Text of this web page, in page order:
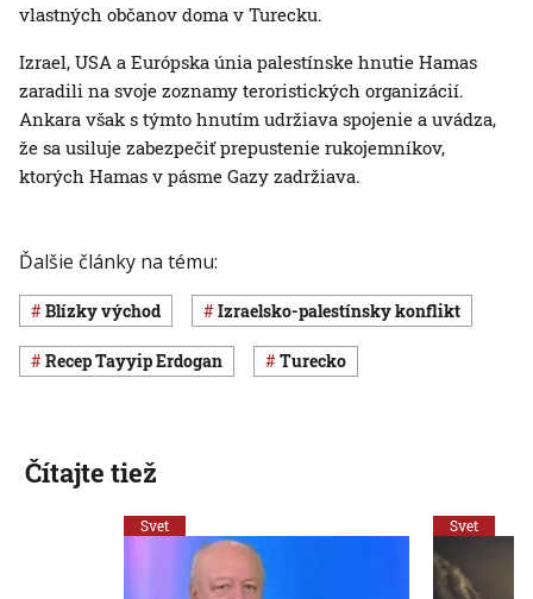
vlastných občanov doma v Turecku.
Izrael, USA a Európska únia palestínske hnutie Hamas
zaradili na svoje zoznamy teroristických organizácií.
Ankara však s týmto hnutím udržiava spojenie a uvádza,
že sa usiluje zabezpečiť prepustenie rukojemníkov,
ktorých Hamas v pásme Gazy zadržiava.
Ďalšie články na tému:
Blízky východ izraelsko-palestínsky konflikt
Recep Tayyip Erdogan Turecko
Čítajte tiež
Svet Svet